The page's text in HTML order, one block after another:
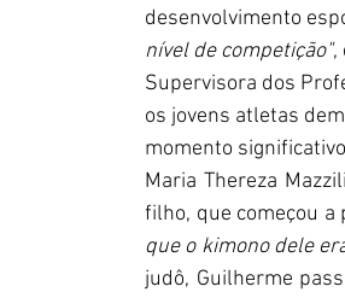
desenvolvimento
nível de competição",
Supervisora dos
os jovens atletas
momento
Maria Thereza
filho, que começou
que o kimono dele
judô, Guilherme